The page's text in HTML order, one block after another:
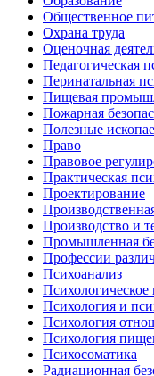
Общественное
Охрана труда
Оценочная
Педагогическая
Перинатальная
Пищевая
Пожарная
Полезные
Право
Правовое
Практическая
Проектирование
Производство и
Промышленная
Профессии
Психоанализ
Психологическое
Психология и
Психология
Психология
Психосоматика
Радиационная